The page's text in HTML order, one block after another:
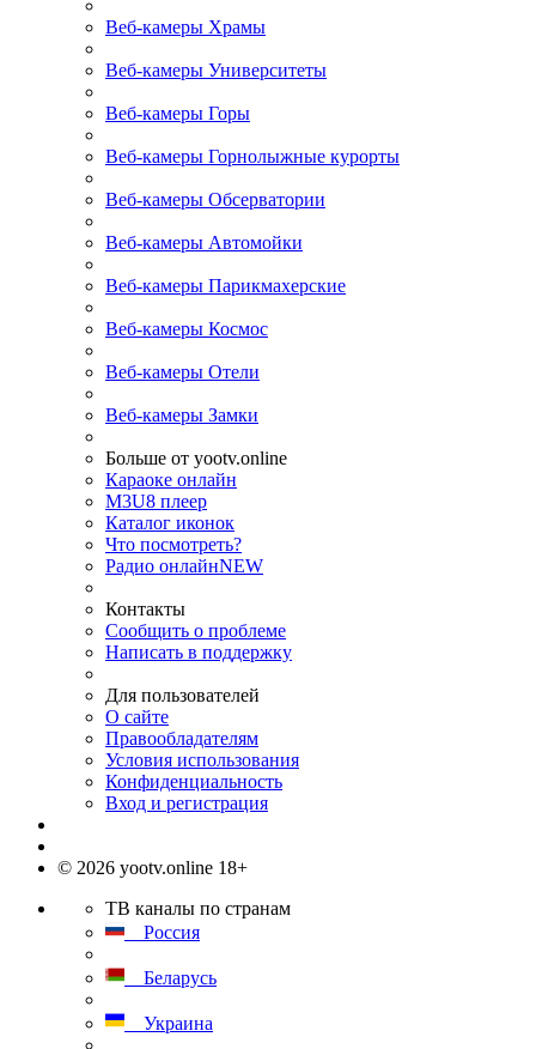
Веб-камеры Храмы
Веб-камеры Университеты
Веб-камеры Горы
Веб-камеры Горнолыжные курорты
Веб-камеры Обсерватории
Веб-камеры Автомойки
Веб-камеры Парикмахерские
Веб-камеры Космос
Веб-камеры Отели
Веб-камеры Замки
Больше от yootv.online
Караоке онлайн
M3U8 плеер
Каталог иконок
Что посмотреть?
Радио онлайнNEW
Контакты
Сообщить о проблеме
Написать в поддержку
Для пользователей
О сайте
Правообладателям
Условия использования
Конфиденциальность
Вход и регистрация
© 2026 yootv.online 18+
ТВ каналы по странам
Россия
Беларусь
Украина